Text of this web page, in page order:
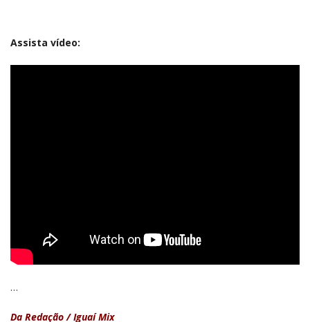
Assista vídeo:
…
Da Redação / Iguaí Mix